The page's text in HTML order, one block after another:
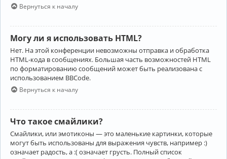
Вернуться к началу
Могу ли я использовать HTML?
Нет. На этой конференции невозможны отправка и обработка
HTML-кода в сообщениях. Большая часть возможностей HTML
по форматированию сообщений может быть реализована с
использованием BBCode.
Вернуться к началу
Что такое смайлики?
Смайлики, или эмотиконы — это маленькие картинки, которые
могут быть использованы для выражения чувств, например :)
означает радость, а :( означает грусть. Полный список